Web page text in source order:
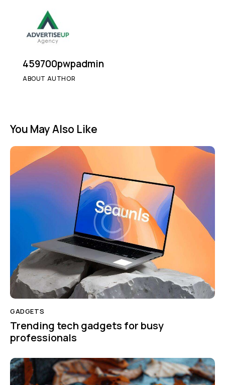
459700pwpadmin
ABOUT AUTHOR
You May Also Like
GADGETS
Trending tech gadgets for busy
professionals